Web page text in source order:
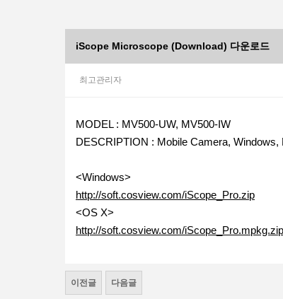
iScope Microscope (Download) 다운로드
최고관리자
MODEL : MV500-UW, MV500-IW
DESCRIPTION : Mobile Camera,
<Windows>
http://soft.cosview.com/iScope_Pro.zip
<OS X>
http://soft.cosview.com/iScope_Pro.mpkg.zip
이전글 다음글